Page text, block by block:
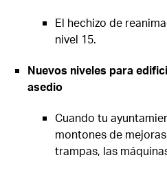
El hechizo de
nivel 15.
Nuevos niveles para
asedio
Cuando tu
montones de
trampas, las